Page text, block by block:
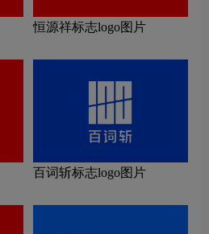
恒源祥标志logo图片
百词斩标志logo图片